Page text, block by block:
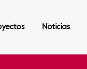
Noticias